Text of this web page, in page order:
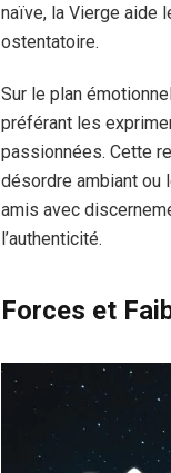
naïve, la Vierge aide
ostentatoire.
Sur le plan
préférant les
passionnées. Cette
désordre ambiant ou
amis avec
l’authenticité.
Forces et